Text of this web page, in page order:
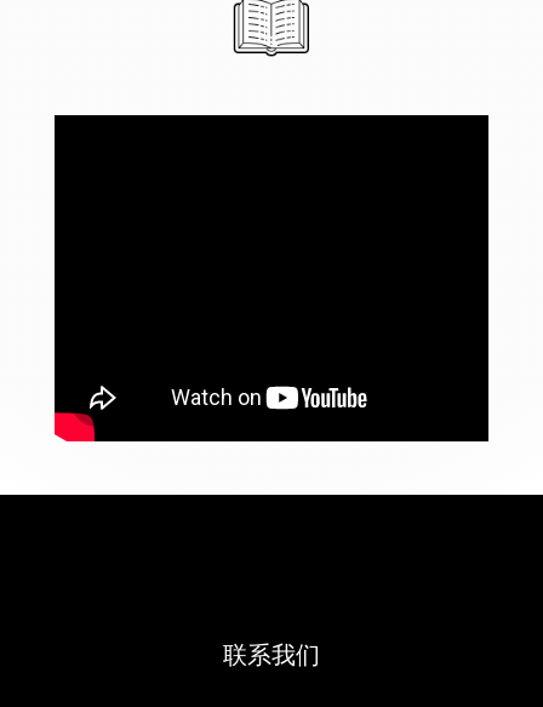
联系我们